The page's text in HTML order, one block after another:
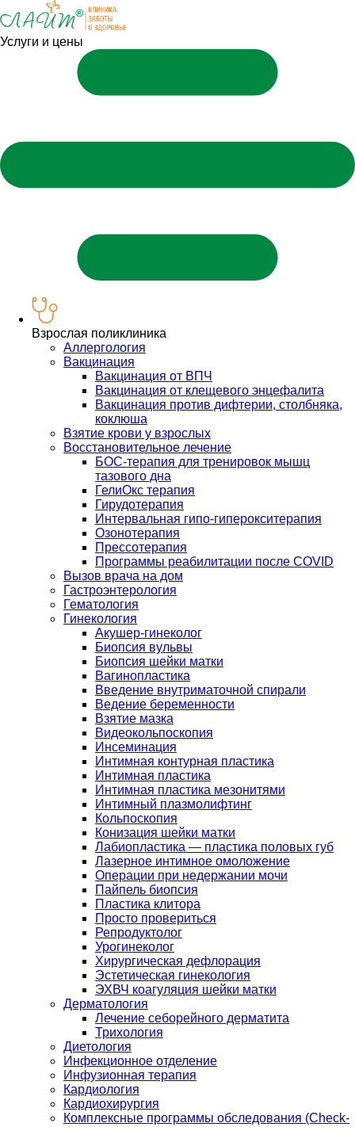
Услуги и цены
Взрослая поликлиника
Аллергология
Вакцинация
Вакцинация от ВПЧ
Вакцинация от клещевого энцефалита
Вакцинация против дифтерии, столбняка,
коклюша
Взятие крови у взрослых
Восстановительное лечение
БОС-терапия для тренировок мышц
тазового дна
ГелиОкс терапия
Гирудотерапия
Интервальная гипо-гиперокситерапия
Озонотерапия
Прессотерапия
Программы реабилитации после СOVID
Вызов врача на дом
Гастроэнтерология
Гематология
Гинекология
Акушер-гинеколог
Биопсия вульвы
Биопсия шейки матки
Вагинопластика
Введение внутриматочной спирали
Ведение беременности
Взятие мазка
Видеокольпоскопия
Инсеминация
Интимная контурная пластика
Интимная пластика
Интимная пластика мезонитями
Интимный плазмолифтинг
Кольпоскопия
Конизация шейки матки
Лабиопластика — пластика половых губ
Лазерное интимное омоложение
Операции при недержании мочи
Пайпель биопсия
Пластика клитора
Просто провериться
Репродуктолог
Урогинеколог
Хирургическая дефлорация
Эстетическая гинекология
ЭХВЧ коагуляция шейки матки
Дерматология
Лечение себорейного дерматита
Трихология
Диетология
Инфекционное отделение
Инфузионная терапия
Кардиология
Кардиохирургия
Комплексные программы обследования (Check-